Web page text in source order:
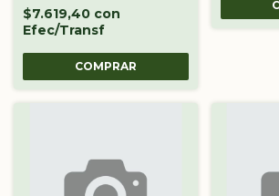
$7.619,40 con
Efec/Transf